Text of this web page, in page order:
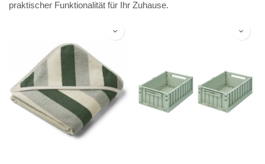
praktischer Funktionalität für Ihr Zuhause.